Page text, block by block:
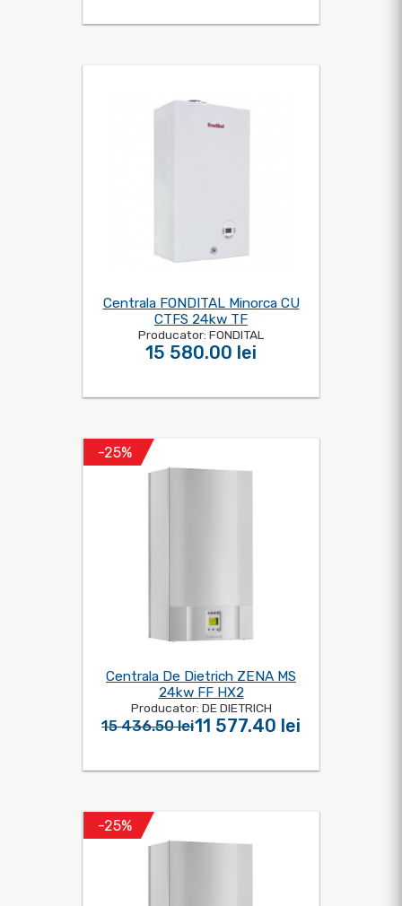
Centrala FONDITAL Minorca CU
CTFS 24kw TF
Producator: FONDITAL
15 580.00 lei
-25%
Centrala De Dietrich ZENA MS
24kw FF HX2
Producator: DE DIETRICH
15 436.50 lei11 577.40 lei
-25%